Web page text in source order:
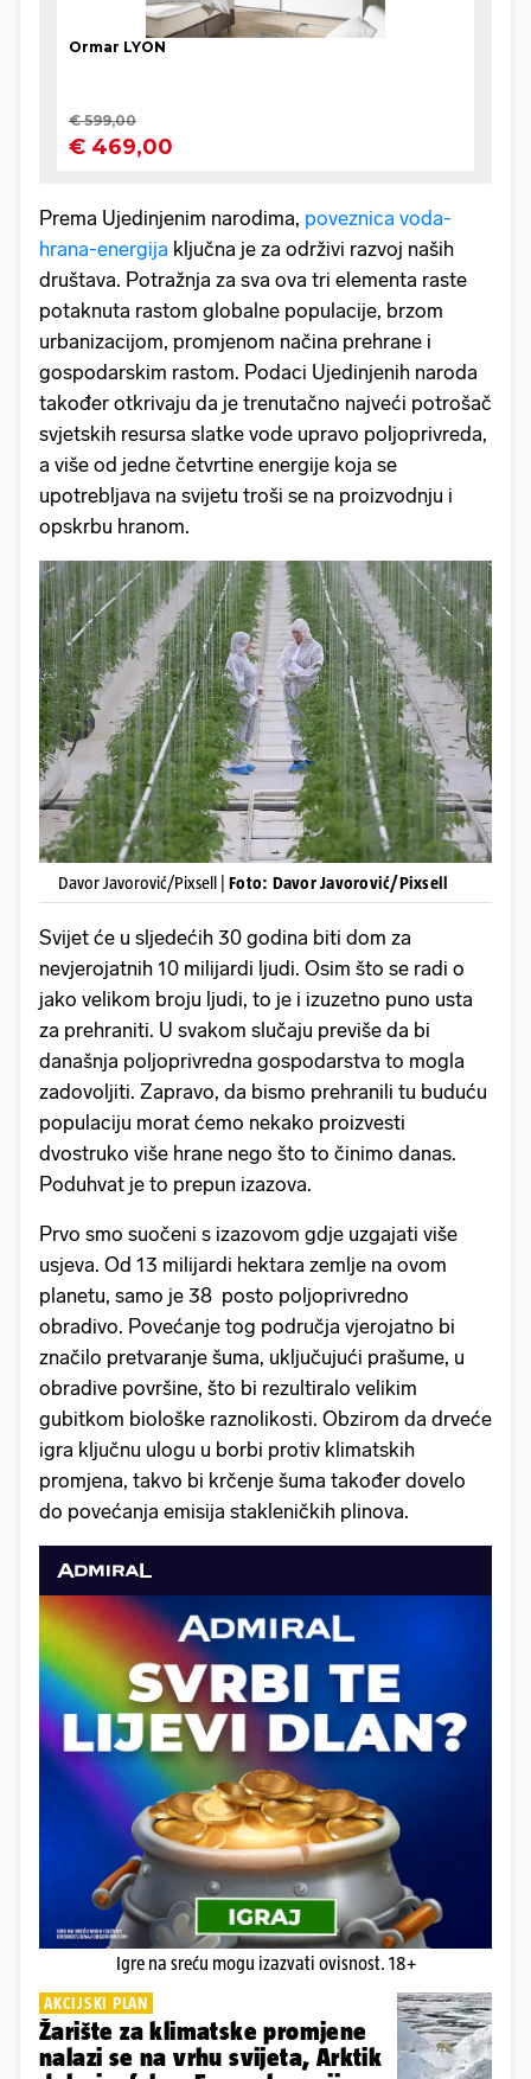
Prema Ujedinjenim narodima, poveznica voda-
hrana-energija ključna je za održivi razvoj naših
društava. Potražnja za sva ova tri elementa raste
potaknuta rastom globalne populacije, brzom
urbanizacijom, promjenom načina prehrane i
gospodarskim rastom. Podaci Ujedinjenih naroda
također otkrivaju da je trenutačno najveći potrošač
svjetskih resursa slatke vode upravo poljoprivreda,
a više od jedne četvrtine energije koja se
upotrebljava na svijetu troši se na proizvodnju i
opskrbu hranom.
Davor Javorović/Pixsell | Foto: Davor Javorović/Pixsell
Svijet će u sljedećih 30 godina biti dom za
nevjerojatnih 10 milijardi ljudi. Osim što se radi o
jako velikom broju ljudi, to je i izuzetno puno usta
za prehraniti. U svakom slučaju previše da bi
današnja poljoprivredna gospodarstva to mogla
zadovoljiti. Zapravo, da bismo prehranili tu buduću
populaciju morat ćemo nekako proizvesti
dvostruko više hrane nego što to činimo danas.
Poduhvat je to prepun izazova.
Prvo smo suočeni s izazovom gdje uzgajati više
usjeva. Od 13 milijardi hektara zemlje na ovom
planetu, samo je 38 posto poljoprivredno
obradivo. Povećanje tog područja vjerojatno bi
značilo pretvaranje šuma, uključujući prašume, u
obradive površine, što bi rezultiralo velikim
gubitkom biološke raznolikosti. Obzirom da drveće
igra ključnu ulogu u borbi protiv klimatskih
promjena, takvo bi krčenje šuma također dovelo
do povećanja emisija stakleničkih plinova.
Igre na sreću mogu izazvati ovisnost. 18+
AKCIJSKI PLAN
Žarište za klimatske promjene
nalazi se na vrhu svijeta, Arktik